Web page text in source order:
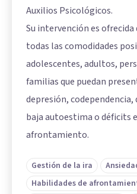
Auxilios Psicológicos.
Su intervención es
todas las comodidades
adolescentes, adultos,
familias que puedan
depresión,
baja autoestima o déficits
afrontamiento.
Gestión de la ira
Habilidades de